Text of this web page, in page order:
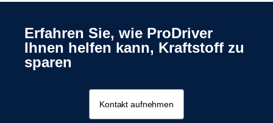
Erfahren Sie, wie ProDriver
Ihnen helfen kann, Kraftstoff zu
sparen
Kontakt aufnehmen